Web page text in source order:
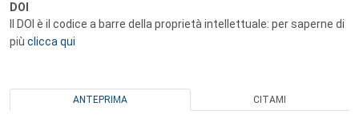
DOI
Il DOI è il codice a barre della proprietà intellettuale: per saperne di
più clicca qui
ANTEPRIMA CITAMI